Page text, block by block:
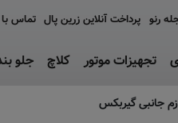
رنو پرداخت آنلاین زرین پال تماس
تجهیزات موتور کلاچ جلو
جانبی گیربکس